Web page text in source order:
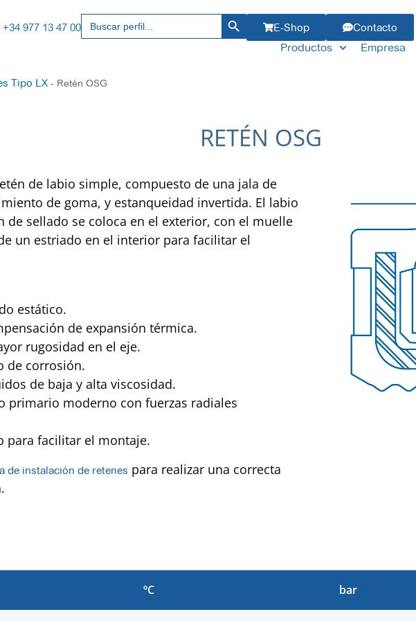
+34 977 13 47 00
Buscar:
Botón de búsqueda
E-Shop
Contacto
Productos
Empresa
Tipo LX - Retén OSG
RETÉN OSG
de labio simple, compuesto de una jala de
de goma, y estanqueidad invertida. El labio
de sellado se coloca en el exterior, con el muelle
un estriado en el interior para facilitar el
estático.
de expansión térmica.
rugosidad en el eje.
de corrosión.
de baja y alta viscosidad.
primario moderno con fuerzas radiales
para facilitar el montaje.
de instalación de retenes para realizar una correcta
ºC bar